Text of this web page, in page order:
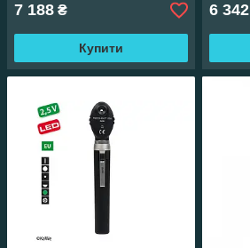
7 188 ₴
Купити
6 342